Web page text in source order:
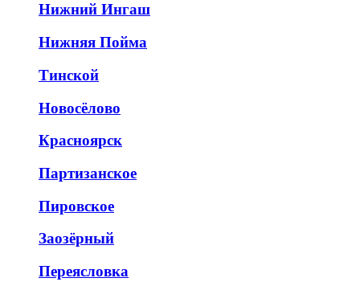
Нижний Ингаш
Нижняя Пойма
Тинской
Новосёлово
Красноярск
Партизанское
Пировское
Заозёрный
Переясловка